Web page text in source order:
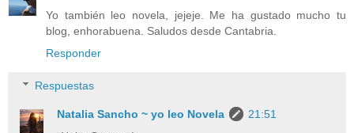
Yo también leo novela, jejeje. Me ha gustado mucho tu
blog, enhorabuena. Saludos desde Cantabria.
Responder
Respuestas
Natalia Sancho ~ yo leo Novela
21:51